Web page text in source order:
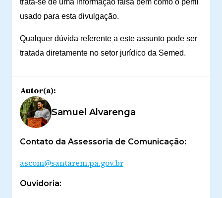
trata-se de uma informação falsa bem como o perfil
usado para esta divulgação.
Qualquer dúvida referente a este assunto pode ser
tratada diretamente no setor jurídico da Semed.
Autor(a):
Samuel Alvarenga
Contato da Assessoria de Comunicação:
ascom@santarem.pa.gov.br
Ouvidoria: